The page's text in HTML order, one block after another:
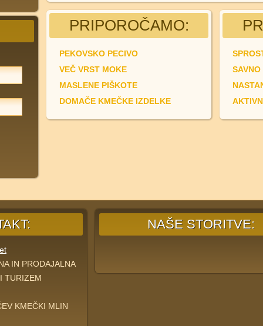
PRIPOROČAMO:
PEKOVSKO PECIVO
VEČ VRST MOKE
MASLENE PIŠKOTE
DOMAČE KMEČKE IZDELKE
SAVNO
IN PRODAJALNA
TURIZEM
KMEČKI MLIN
NAŠE STORITVE: